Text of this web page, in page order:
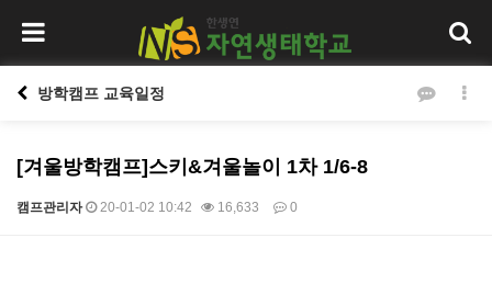
방학캠프 교육일정
[겨울방학캠프]스키&겨울놀이 1차 1/6-8
캠프관리자 20-01-02 10:42 16,633 0